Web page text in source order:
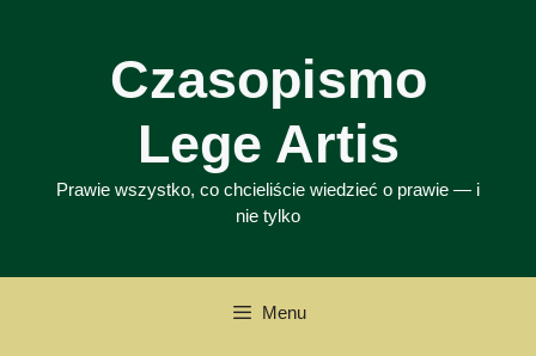
Czasopismo
Lege Artis
Prawie wszystko, co chcieliście wiedzieć o prawie — i
nie tylko
Menu